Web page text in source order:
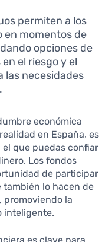
permiten a los
en momentos de
opciones de
el riesgo y el
las necesidades
económica
en España, es
que puedas confiar
Los fondos
de participar
también lo hacen de
promoviendo la
inteligente.